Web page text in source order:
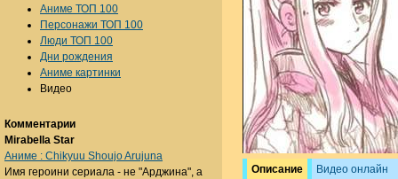
Описание Видео онлайн
Аниме ТОП 100
Персонажи ТОП 100
Люди ТОП 100
Дни рождения
Аниме картинки
Видео
Комментарии
Mirabella Star
Аниме : Chikyuu Shoujo Arujuna
Имя героини сериала - не "Арджина", а